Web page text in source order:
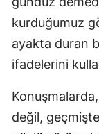
kurduğumuz
ayakta duran
ifadelerini
değil,